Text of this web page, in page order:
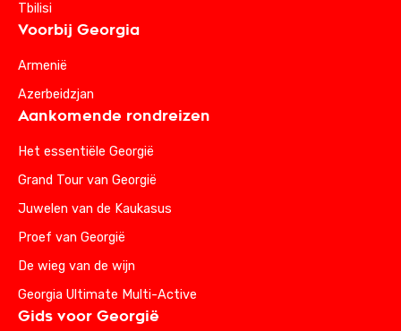
Tbilisi
Voorbij Georgia
Armenië
Azerbeidzjan
Aankomende rondreizen
Het essentiële Georgië
Grand Tour van Georgië
Juwelen van de Kaukasus
Proef van Georgië
De wieg van de wijn
Georgia Ultimate Multi-Active
Gids voor Georgië